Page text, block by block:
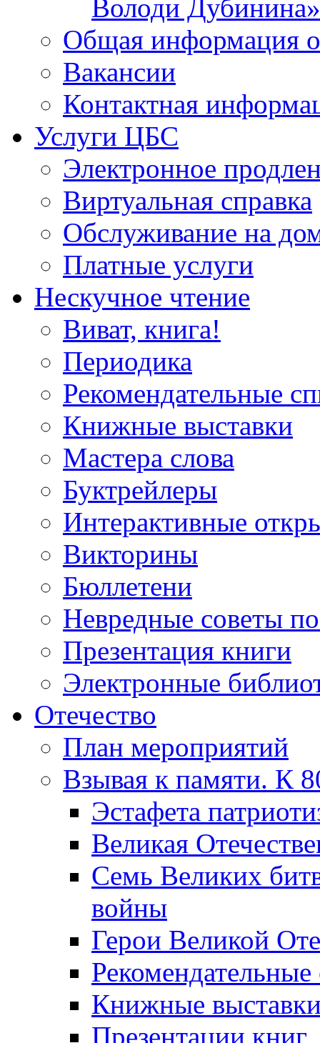
Володи Дубинина»
Общая информация
Вакансии
Контактная
Услуги ЦБС
Электронное
Виртуальная справка
Обслуживание на
Платные услуги
Нескучное чтение
Виват, книга!
Периодика
Рекомендательные
Книжные выставки
Мастера слова
Буктрейлеры
Интерактивные
Викторины
Бюллетени
Невредные советы
Презентация книги
Электронные
Отечество
План мероприятий
Взывая к памяти. К
Эcтафета
Великая
Семь Великих
войны
Герои Великой
Рекомендательные
Книжные
Презентации книг